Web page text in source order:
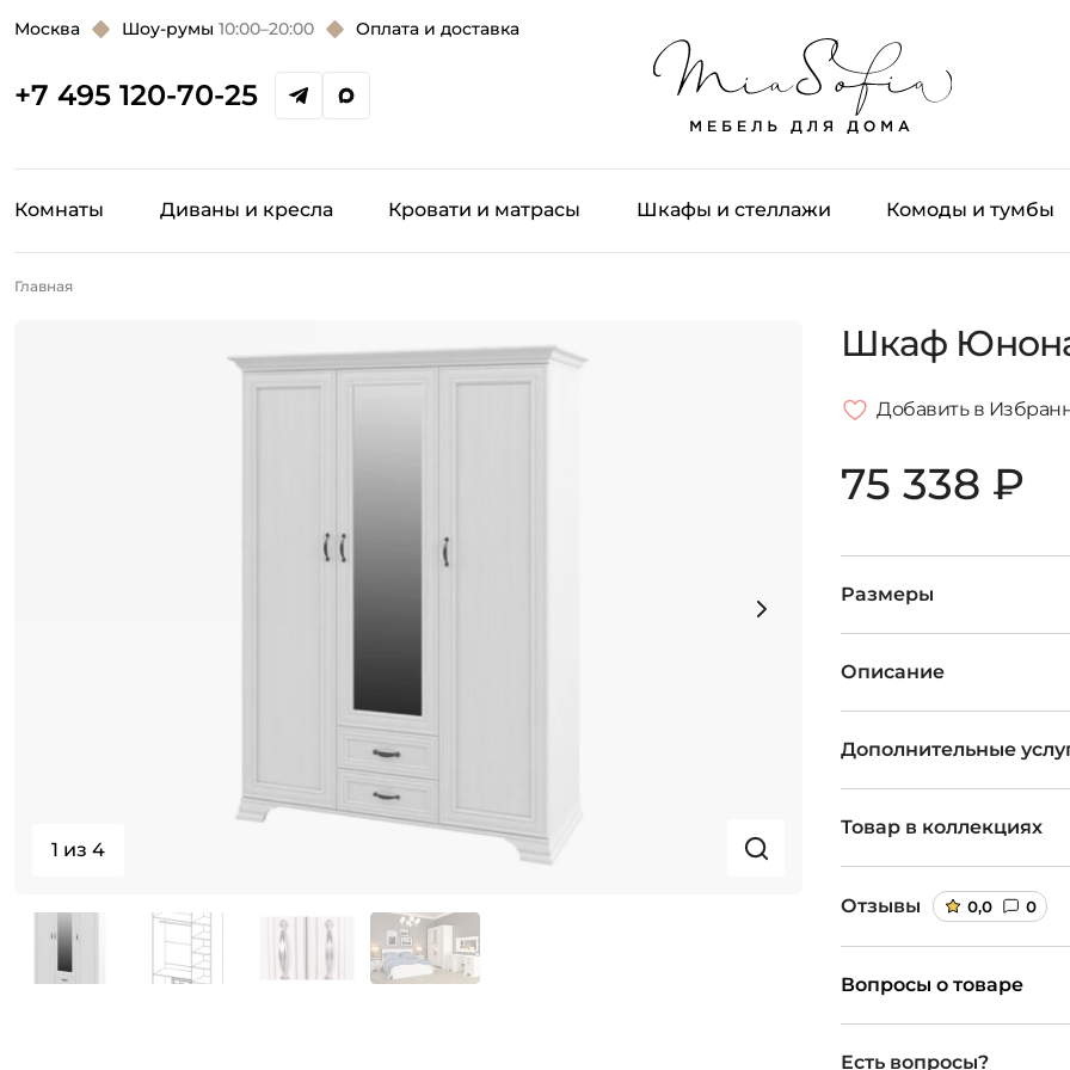
Москва Шоу-румы 10:00–20:00 Оплата и доставка
+7 495 120-70-25
Комнаты Диваны и кресла Кровати и матрасы Шкафы и стеллажи Комоды и тумбы
Главная
1 из 4
Шкаф
Добавить в
75 338 ₽
Размеры
Описание
Дополнительные
Товар в коллекциях
Отзывы 0,0 0
Вопросы о товаре
Есть вопросы?